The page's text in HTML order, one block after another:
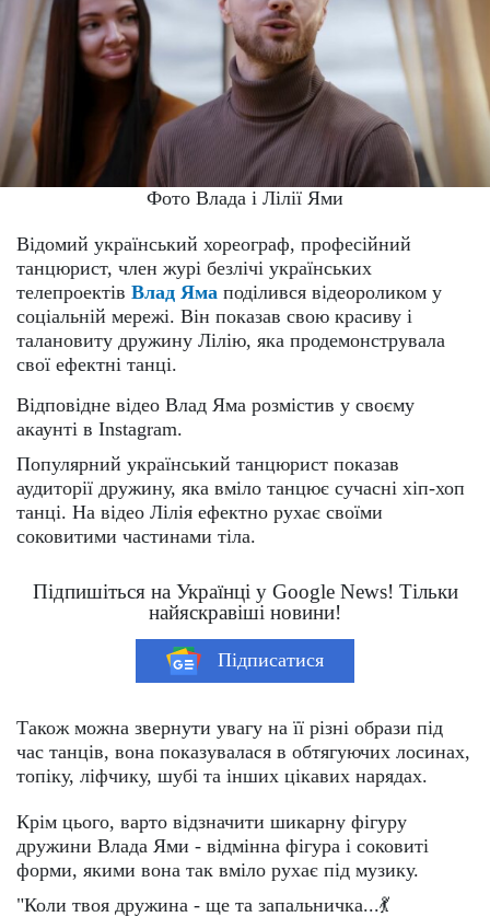
Фото Влада і Лілії Ями
Відомий український хореограф, професійний
танцюрист, член журі безлічі українських
телепроектів Влад Яма поділився відеороликом у
соціальній мережі. Він показав свою красиву і
талановиту дружину Лілію, яка продемонструвала
свої ефектні танці.
Відповідне відео Влад Яма розмістив у своєму
акаунті в Instagram.
Популярний український танцюрист показав
аудиторії дружину, яка вміло танцює сучасні хіп-хоп
танці. На відео Лілія ефектно рухає своїми
соковитими частинами тіла.
Підпишіться на Українці у Google News! Тільки
найяскравіші новини!
Підписатися
Також можна звернути увагу на її різні образи під
час танців, вона показувалася в обтягуючих лосинах,
топіку, ліфчику, шубі та інших цікавих нарядах.
Крім цього, варто відзначити шикарну фігуру
дружини Влада Ями - відмінна фігура і соковиті
форми, якими вона так вміло рухає під музику.
"Коли твоя дружина - ще та запальничка...💃